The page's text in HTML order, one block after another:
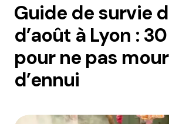
Guide de survie
d’août à Lyon :
pour ne pas
d’ennui